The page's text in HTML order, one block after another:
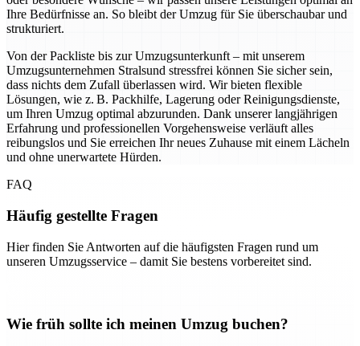
Ihre Bedürfnisse an. So bleibt der Umzug für Sie überschaubar und
strukturiert.
Von der Packliste bis zur Umzugsunterkunft – mit unserem
Umzugsunternehmen Stralsund stressfrei können Sie sicher sein,
dass nichts dem Zufall überlassen wird. Wir bieten flexible
Lösungen, wie z. B. Packhilfe, Lagerung oder Reinigungsdienste,
um Ihren Umzug optimal abzurunden. Dank unserer langjährigen
Erfahrung und professionellen Vorgehensweise verläuft alles
reibungslos und Sie erreichen Ihr neues Zuhause mit einem Lächeln
und ohne unerwartete Hürden.
FAQ
Häufig gestellte Fragen
Hier finden Sie Antworten auf die häufigsten Fragen rund um
unseren Umzugsservice – damit Sie bestens vorbereitet sind.
Wie früh sollte ich meinen Umzug buchen?